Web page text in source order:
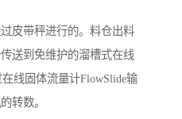
皮带秤进行的。料仓出料
送到免维护的溜槽式在线
线固体流量计FlowSlide输
转数。